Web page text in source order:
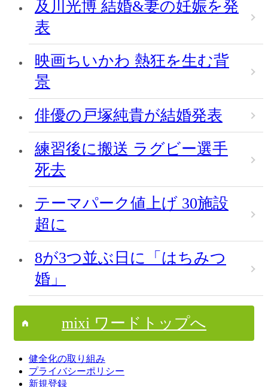
及川光博 結婚&妻の妊娠を発
表
映画ちいかわ 熱狂を生む背
景
俳優の戸塚純貴が結婚発表
練習後に搬送 ラグビー選手
死去
テーマパーク値上げ 30施設
超に
8が3つ並ぶ日に「はちみつ
婚」
mixi ワードトップへ
健全化の取り組み
プライバシーポリシー
新規登録